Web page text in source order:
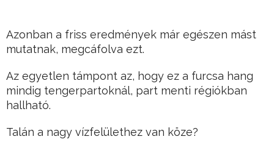
Azonban a friss eredmények már egészen mást
mutatnak, megcáfolva ezt.
Az egyetlen támpont az, hogy ez a furcsa hang
mindig tengerpartoknál, part menti régiókban
hallható.
Talán a nagy vízfelülethez van köze?